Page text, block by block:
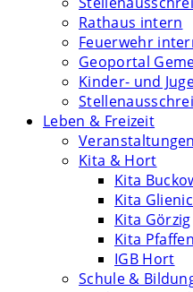
Rathaus intern
Feuerwehr
Geoportal
Kinder- und
Leben & Freizeit
Veranstaltungen
Kita & Hort
Kita
Kita
Kita Görzig
Kita
IGB Hort
Schule &